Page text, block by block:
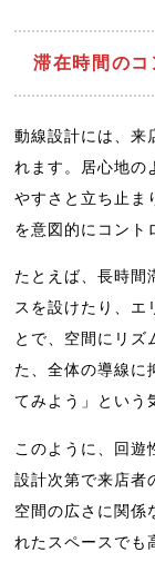
滞在時間の
動線設計には、来
れます。居心地の
やすさと立ち止ま
を意図的にコント
たとえば、長時間
スを設けたり、エ
とで、空間にリズ
た、全体の導線に
てみよう」という
このように、回遊
設計次第で来店者
空間の広さに関係
れたスペースでも